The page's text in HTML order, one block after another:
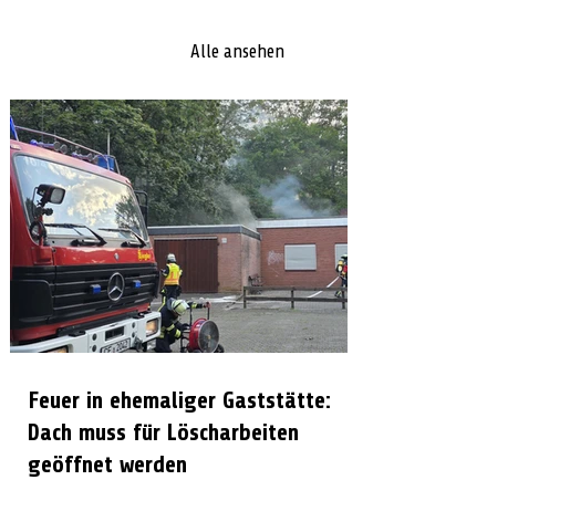
Alle ansehen
Feuer in ehemaliger Gaststätte:
Dach muss für Löscharbeiten
geöffnet werden